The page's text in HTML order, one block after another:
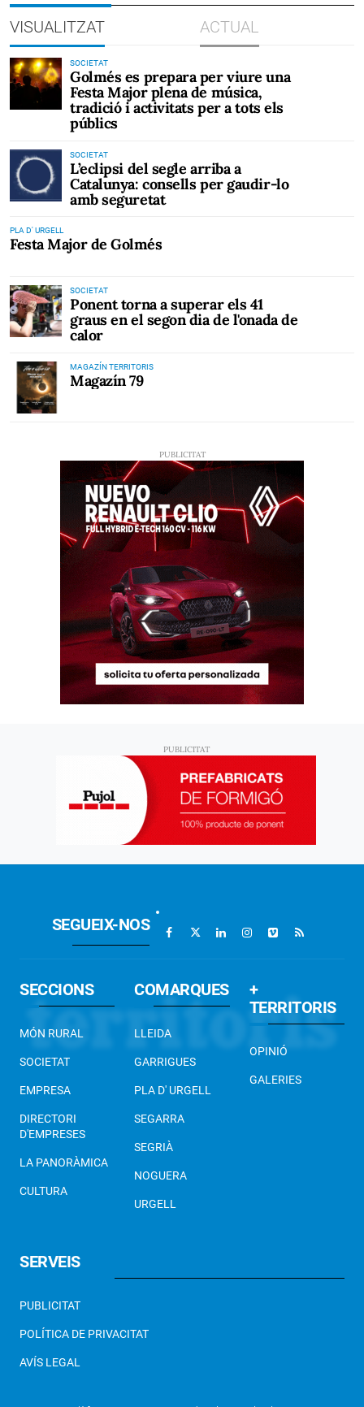
VISUALITZAT ACTUAL
SOCIETAT
Golmés es prepara per viure una
Festa Major plena de música,
tradició i activitats per a tots els
públics
SOCIETAT
L’eclipsi del segle arriba a
Catalunya: consells per gaudir-lo
amb seguretat
PLA D' URGELL
Festa Major de Golmés
SOCIETAT
Ponent torna a superar els 41
graus en el segon dia de l'onada de
calor
MAGAZÍN TERRITORIS
Magazín 79
SEGUEIX-NOS
SECCIONS
MÓN RURAL
SOCIETAT
EMPRESA
DIRECTORI
D'EMPRESES
LA PANORÀMICA
CULTURA
COMARQUES
LLEIDA
GARRIGUES
PLA D' URGELL
SEGARRA
SEGRIÀ
NOGUERA
URGELL
+
TERRITORIS
OPINIÓ
GALERIES
SERVEIS
PUBLICITAT
POLÍTICA DE PRIVACITAT
AVÍS LEGAL